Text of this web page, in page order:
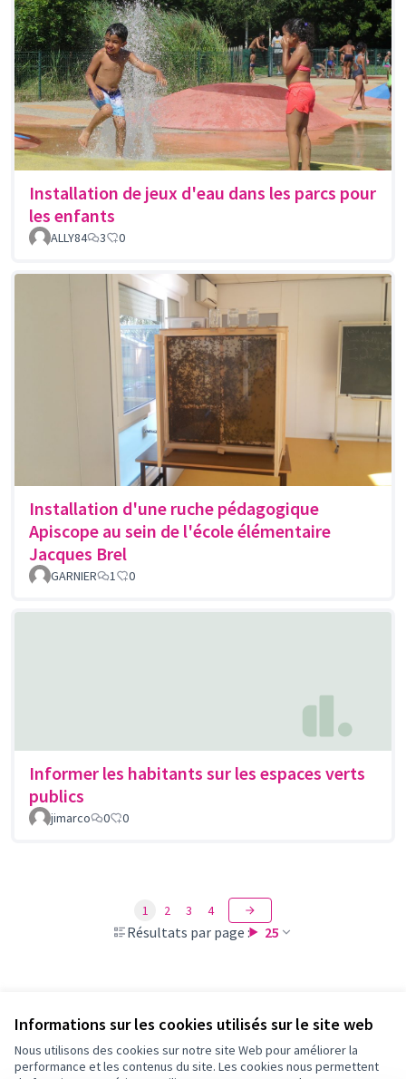
Informations sur les cookies utilisés sur le site web
Nous utilisons des cookies sur notre site Web pour améliorer la
performance et les contenus du site. Les cookies nous permettent
Installation de jeux d'eau dans les parcs pour
les enfants
ALLY84 3 0
Installation d'une ruche pédagogique
Apiscope au sein de l'école élémentaire
Jacques Brel
GARNIER 1 0
Informer les habitants sur les espaces verts
publics
jimarco 0 0
Résultats par page : 25
1 2 3 4
Conditions d'utilisation